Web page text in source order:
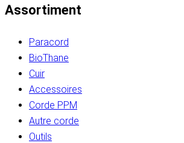
Assortiment
Paracord
BioThane
Cuir
Accessoires
Corde PPM
Autre corde
Outils